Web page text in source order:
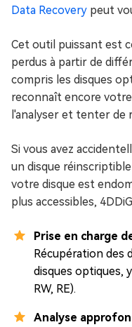
Data Recovery peut
Cet outil puissant est
perdus à partir de
compris les disques
reconnaît encore
l'analyser et tenter de
Si vous avez
un disque
votre disque est
plus accessibles,
Prise en charge
Récupération des
disques optiques,
RW, RE).
Analyse